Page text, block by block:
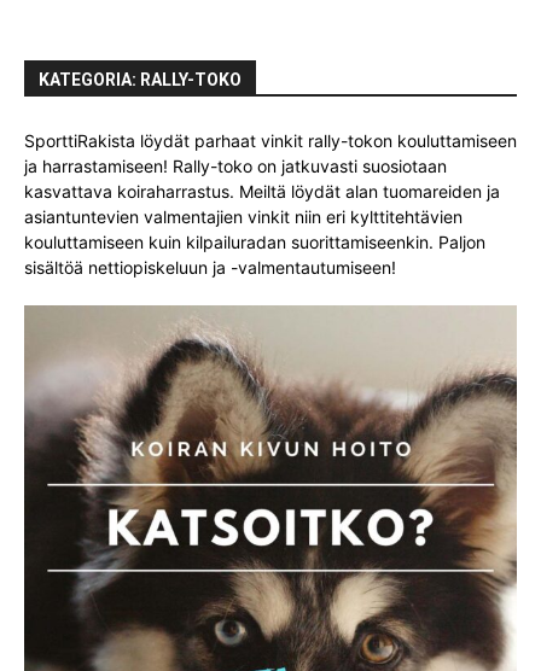
KATEGORIA: RALLY-TOKO
SporttiRakista löydät parhaat vinkit rally-tokon kouluttamiseen
ja harrastamiseen! Rally-toko on jatkuvasti suosiotaan
kasvattava koiraharrastus. Meiltä löydät alan tuomareiden ja
asiantuntevien valmentajien vinkit niin eri kylttitehtävien
kouluttamiseen kuin kilpailuradan suorittamiseenkin. Paljon
sisältöä nettiopiskeluun ja -valmentautumiseen!